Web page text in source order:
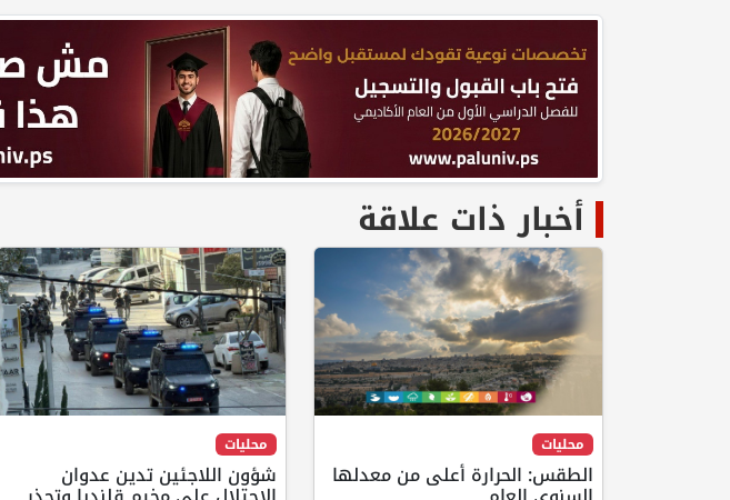
أخبار ذات علاقة
محليات
الطقس: الحرارة أعلى من معدلها
محليات
شؤون اللاجئين تدين عدوان